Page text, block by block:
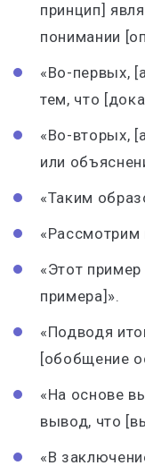
принцип]
понимании
«Во-первых,
тем, что
«Во-вторых,
или
«Таким
«Рассмотрим
«Этот
примера]».
«Подводя
[обобщение
«На основе
вывод, что
«В